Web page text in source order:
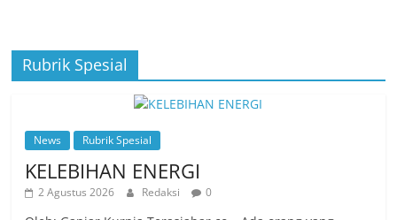
Rubrik Spesial
News Rubrik Spesial
KELEBIHAN ENERGI
2 Agustus 2026 Redaksi 0